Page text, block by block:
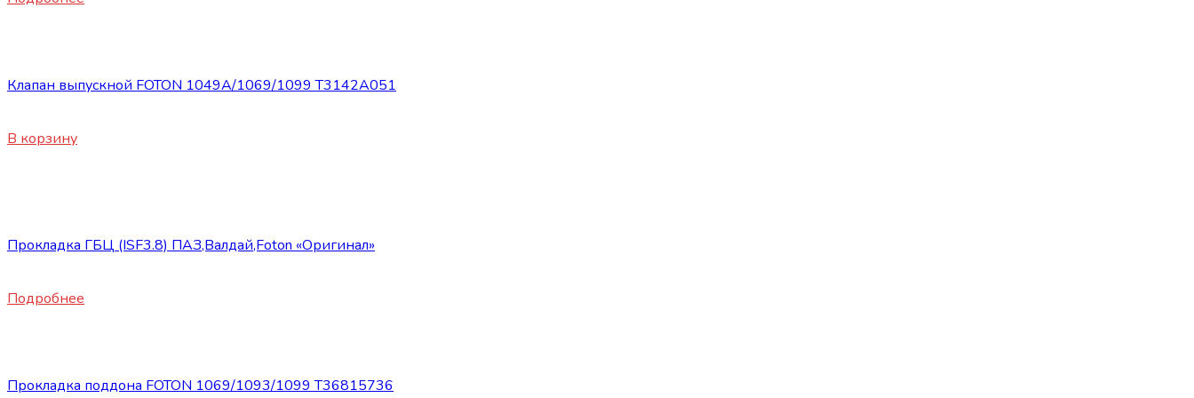
Клапан выпускной FOTON 1049А/1069/1099 Т3142А051
В корзину
Прокладка ГБЦ (ISF3.8) ПАЗ,Валдай,Foton «Оригинал»
Подробнее
Прокладка поддона FOTON 1069/1093/1099 Т36815736